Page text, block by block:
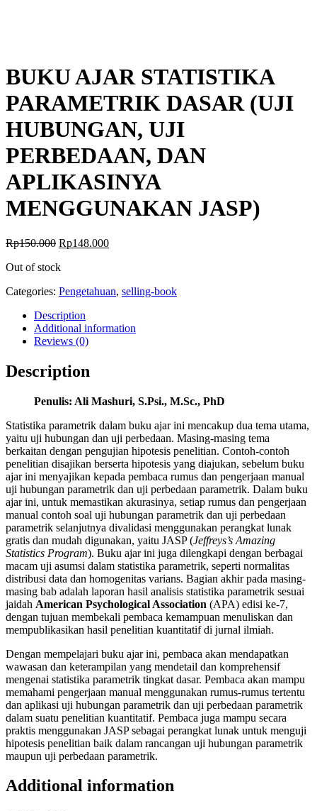
BUKU AJAR STATISTIKA
PARAMETRIK DASAR (UJI
HUBUNGAN, UJI
PERBEDAAN, DAN
APLIKASINYA
MENGGUNAKAN JASP)
Rp150.000 Rp148.000
Out of stock
Categories: Pengetahuan, selling-book
Description
Additional information
Reviews (0)
Description
Penulis: Ali Mashuri, S.Psi., M.Sc., PhD
Statistika parametrik dalam buku ajar ini mencakup dua tema utama,
yaitu uji hubungan dan uji perbedaan. Masing-masing tema
berkaitan dengan pengujian hipotesis penelitian. Contoh-contoh
penelitian disajikan berserta hipotesis yang diajukan, sebelum buku
ajar ini menyajikan kepada pembaca rumus dan pengerjaan manual
uji hubungan parametrik dan uji perbedaan parametrik. Dalam buku
ajar ini, untuk memastikan akurasinya, setiap rumus dan pengerjaan
manual contoh soal uji hubungan parametrik dan uji perbedaan
parametrik selanjutnya divalidasi menggunakan perangkat lunak
gratis dan mudah digunakan, yaitu JASP (Jeffreys’s Amazing
Statistics Program). Buku ajar ini juga dilengkapi dengan berbagai
macam uji asumsi dalam statistika parametrik, seperti normalitas
distribusi data dan homogenitas varians. Bagian akhir pada masing-
masing bab adalah laporan hasil analisis statistika parametrik sesuai
jaidah American Psychological Association (APA) edisi ke-7,
dengan tujuan membekali pembaca kemampuan menuliskan dan
mempublikasikan hasil penelitian kuantitatif di jurnal ilmiah.
Dengan mempelajari buku ajar ini, pembaca akan mendapatkan
wawasan dan keterampilan yang mendetail dan komprehensif
mengenai statistika parametrik tingkat dasar. Pembaca akan mampu
memahami pengerjaan manual menggunakan rumus-rumus tertentu
dan aplikasi uji hubungan parametrik dan uji perbedaan parametrik
dalam suatu penelitian kuantitatif. Pembaca juga mampu secara
praktis menggunakan JASP sebagai perangkat lunak untuk menguji
hipotesis penelitian baik dalam rancangan uji hubungan parametrik
maupun uji perbedaan parametrik.
Additional information